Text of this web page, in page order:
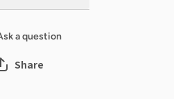
a question
Share